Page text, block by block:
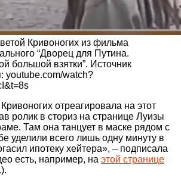
Кривоногих из фильма
“Дворец для Путина.
большой взятки”. Источник
youtube.com/watch?
отреагировала на этот
ролик в сториз на странице Луизы
Там она танцует в маске рядом с
уделили всего лишь одну минуту в
ипотеку хейтера», – подписала
есть, например, на этой странице